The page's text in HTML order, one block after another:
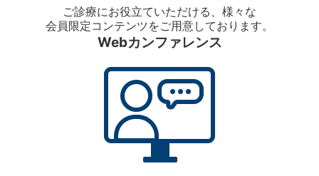
ご診療にお役立ていただける、様々な
会員限定コンテンツをご用意しております。
Webカンファレンス